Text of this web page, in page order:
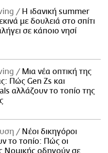
Η ιδανική summer
με δουλειά στο σπίτι
σε κάποιο νησί
Μια νέα οπτική της
Πώς Gen Zs και
αλλάζουν το τοπίο της
Νέοι δικηγόροι
το τοπίο: Πώς οι
Νομικής οδηγούν σε